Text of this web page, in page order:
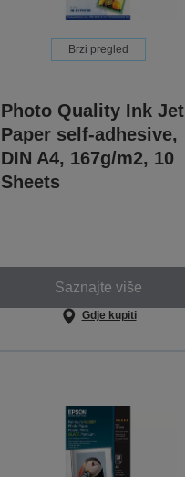
Brzi pregled
Photo Quality Ink Jet
Paper self-adhesive,
DIN A4, 167g/m2, 10
Sheets
Saznajte više
Gdje kupiti